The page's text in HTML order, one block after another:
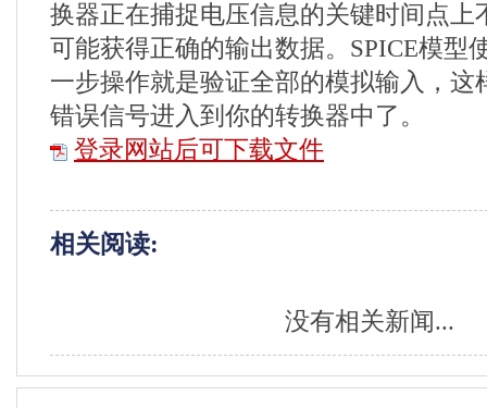
换器正在捕捉电压信息的关键时间点上
可能获得正确的输出数据。SPICE模型
一步操作就是验证全部的模拟输入，这
错误信号进入到你的转换器中了。
登录网站后可下载文件
相关阅读:
没有相关新闻...